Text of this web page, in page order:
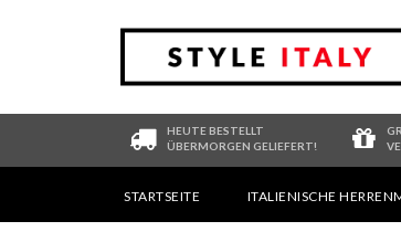
HEUTE BESTELLT
ÜBERMORGEN GELIEFERT!
STARTSEITE ITALIENISCHE